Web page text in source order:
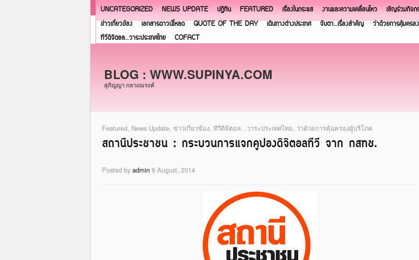
UNCATEGORIZED NEWS UPDATE ปฏิทิน FEATURED เรื่องในกระแส งานและความเคลื่อนไหว เชิญร่วมกิจก
ข่าวเกี่ยวข้อง
เอกสารดาวน์โหลด QUOTE OF THE DAY เดินทางต่างประเทศ จับตา…เรื่องสำคัญ ว่าด้วยการคุ้มครอ
ทีวีดิจิตอล…วาระประเทศไทย
COFACT
BLOG : WWW.SUPINYA.COM
สุภิญญา กลางณรงค์
Featured, News Update, ข่าวเกี่ยวข้อง, ทีวีดิจิตอล...วาระประเทศไทย, ว่าด้วยการคุ้มครองผู้บริโภค
สถานีประชาชน : กระบวนการแจกคูปองดิจิตอลทีวี จาก กสทช.
Posted by admin 6 August, 2014